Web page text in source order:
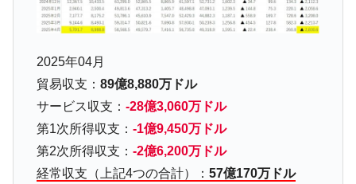
動」
『Money1』
中国だけが鉄鋼輸出を異常増加させる ⇒ 中
国の過剰生産が世界を蝕む。
『Money1』
韓国製造業「半導体絶好調」のウラで他業
種は全般的「不調」⇒ PSIが示す現況は決して良くない。
『Money1』
【米韓激突案件】韓国消費者院が『クーパ
ン』1人当たり賠償10万ウォンを認定 ⇒ 総額3兆7,000億
『Money1』 韓国で猛暑。南東部では干ばつ
2025年04月
貿易収支： 89億8,880万ドル
サービス収支： -28億3,060万ドル
第1次所得収支： -1億9,450万ドル
第2次所得収支： -2億6,200万ドル
経常収支（上記4つの合計）： 57億170万ドル